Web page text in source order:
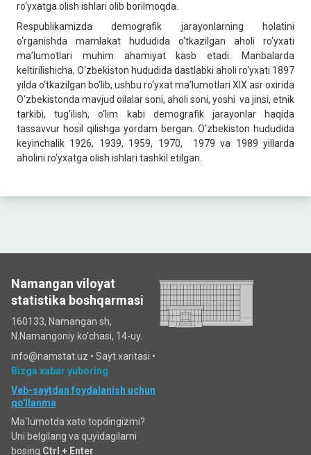
ro‘yxatga olish ishlari olib borilmoqda.
Respublikamizda demografik jarayonlarning holatini
o‘rganishda mamlakat hududida o‘tkazilgan aholi ro‘yxati
ma’lumotlari muhim ahamiyat kasb etadi. Manbalarda
keltirilishicha, O‘zbekiston hududida dastlabki aholi ro‘yxati 1897
yilda o‘tkazilgan bo‘lib, ushbu ro‘yxat ma’lumotlari XIX asr oxirida
O‘zbekistonda mavjud oilalar soni, aholi soni, yoshi va jinsi, etnik
tarkibi, tug‘ilish, o‘lim kabi demografik jarayonlar haqida
tassavvur hosil qilishga yordam bergan. O‘zbekiston hududida
keyinchalik 1926, 1939, 1959, 1970, 1979 va 1989 yillarda
aholini ro‘yxatga olish ishlari tashkil etilgan.
Namangan viloyat
statistika boshqarmasi
160133, Namangan sh,
N.Namangoniy ko'chasi, 14-uy.
info@namstat.uz • Sayt xaritasi •
Bizga xabar yuboring
Veb-saytdan foydalanish uchun
qo'llanma
Ma`lumotda xato topdingizmi?
Uni belgilang va quyidagilarni
bosing Ctrl + Enter